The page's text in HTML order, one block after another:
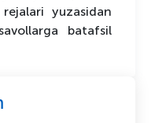
yuzasidan
batafsil